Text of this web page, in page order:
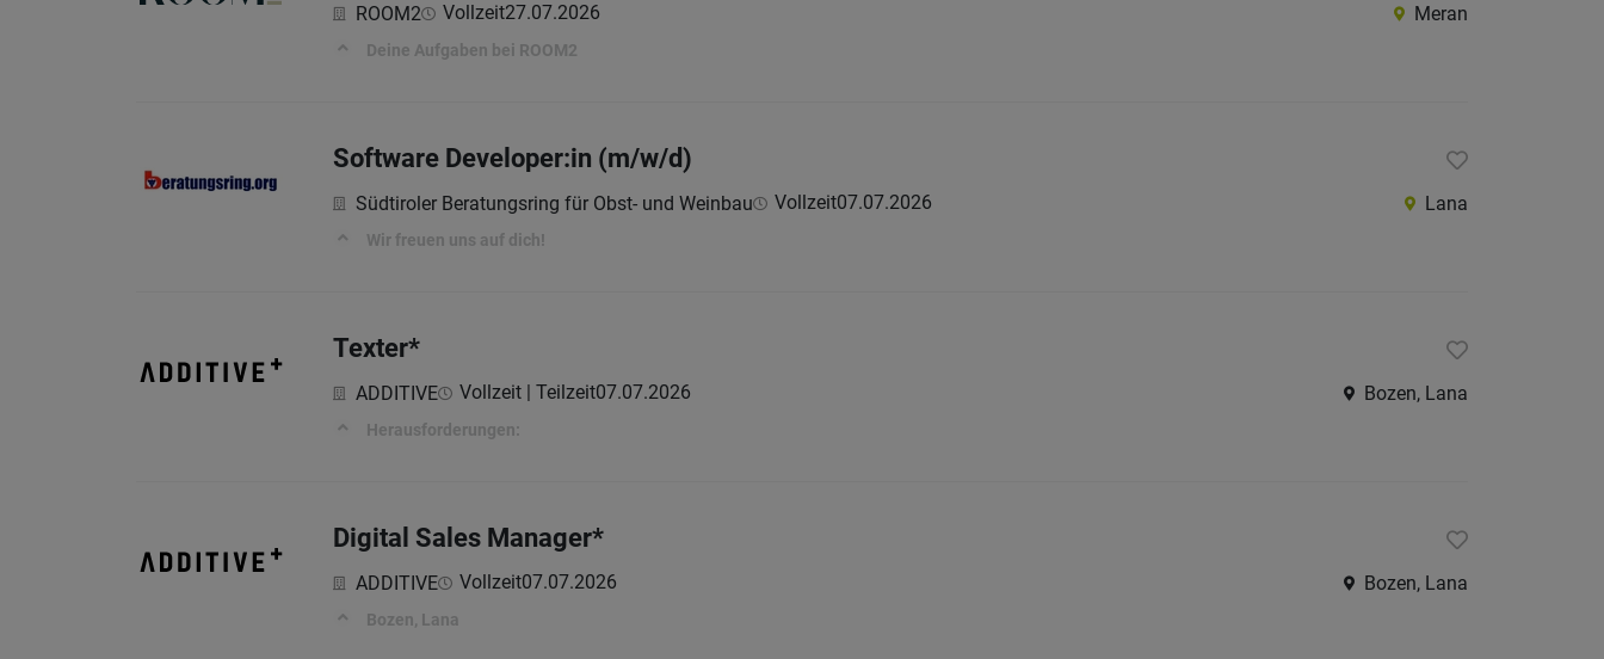
ROOM2 Vollzeit27.07.2026 Meran
Deine Aufgaben bei ROOM2
Software Developer:in (m/w/d)
Südtiroler Beratungsring für Obst- und Weinbau Vollzeit07.07.2026 Lana
Wir freuen uns auf dich!
Texter*
ADDITIVE Vollzeit | Teilzeit07.07.2026 Bozen, Lana
Herausforderungen:
Digital Sales Manager*
ADDITIVE Vollzeit07.07.2026 Bozen, Lana
Bozen, Lana